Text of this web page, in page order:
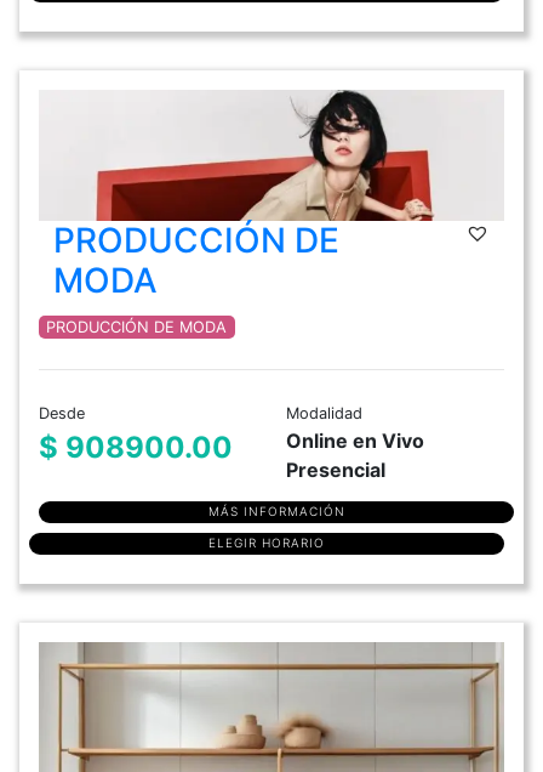
PRODUCCIÓN DE
MODA
PRODUCCIÓN DE MODA
Desde
$ 908900.00
Modalidad
Online en Vivo
Presencial
MÁS INFORMACIÓN
ELEGIR HORARIO